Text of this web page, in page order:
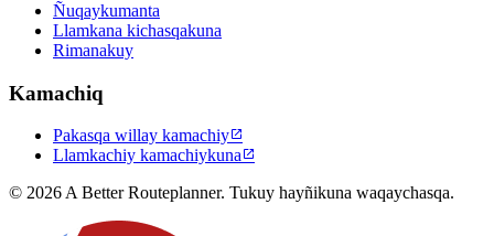
Ñuqaykumanta
Llamkana kichasqakuna
Rimanakuy
Kamachiq
Pakasqa willay kamachiy
Llamkachiy kamachiykuna
© 2026 A Better Routeplanner. Tukuy hayñikuna waqaychasqa.